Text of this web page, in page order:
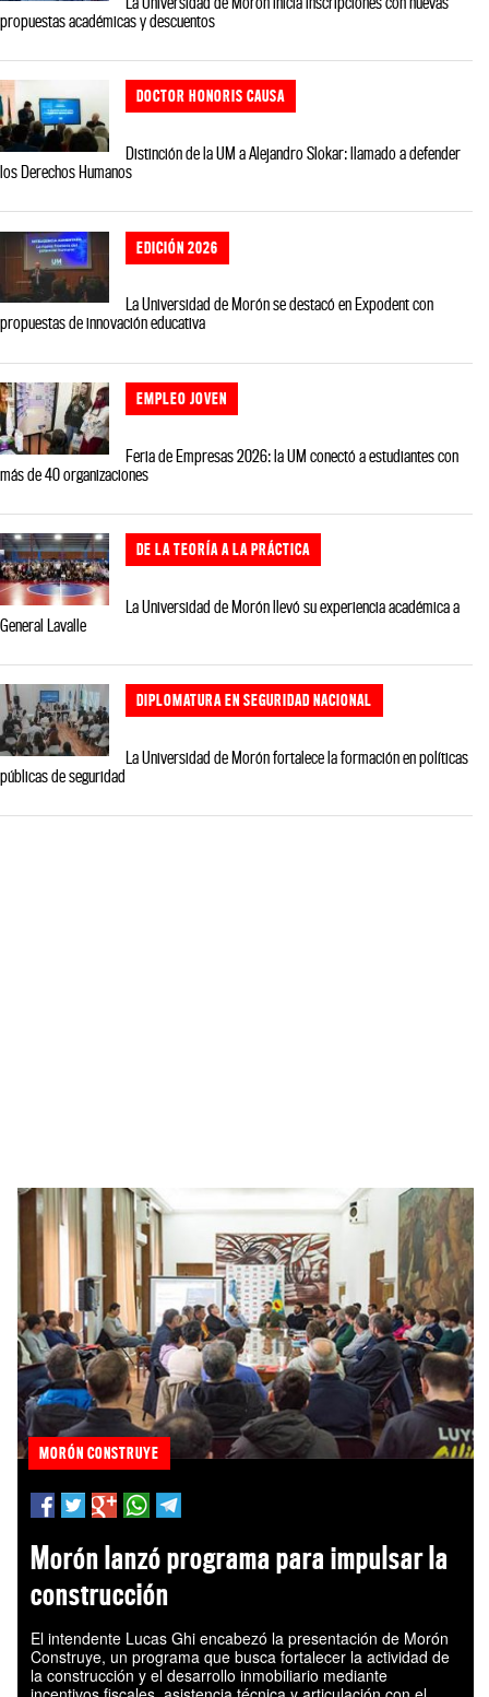
propuestas académicas y descuentos
DOCTOR HONORIS CAUSA
Distinción de la UM a Alejandro Slokar: llamado a defender
los Derechos Humanos
EDICIÓN 2026
La Universidad de Morón se destacó en Expodent con
propuestas de innovación educativa
EMPLEO JOVEN
Feria de Empresas 2026: la UM conectó a estudiantes con
más de 40 organizaciones
DE LA TEORÍA A LA PRÁCTICA
La Universidad de Morón llevó su experiencia académica a
General Lavalle
DIPLOMATURA EN SEGURIDAD NACIONAL
La Universidad de Morón fortalece la formación en políticas
públicas de seguridad